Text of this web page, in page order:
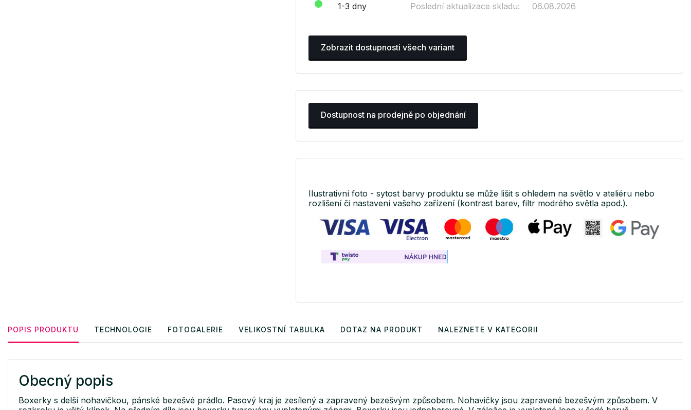
1-3 dny Poslední aktualizace skladu: 06.08.2026
Zobrazit dostupnosti všech variant
Dostupnost na prodejně po objednání
Ilustrativní foto - sytost barvy produktu se může lišit s ohledem na světlo v ateliéru nebo
rozlišení či nastavení vašeho zařízení (kontrast barev, filtr modrého světla apod.).
POPIS PRODUKTU TECHNOLOGIE FOTOGALERIE VELIKOSTNÍ TABULKA DOTAZ NA PRODUKT NALEZNETE V KATEGORII
Obecný popis
Boxerky s delší nohavičkou, pánské bezešvé prádlo. Pasový kraj je zesílený a zapravený bezešvým způsobem. Nohavičky jsou zapravené bezešvým způsobem. V